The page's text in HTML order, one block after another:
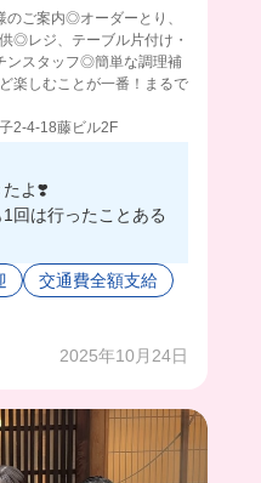
ご案内◎オーダーとり、
◎レジ、テーブル片付け・
ンスタッフ◎簡単な調理補
楽しむことが一番！まるで
2-4-18藤ビル2F
たよ❣️
回は行ったことある
だけどここは宮崎県
めっちゃ働きやすそ
ら、掛け持ちとか学
んなの食べれるから
から、みんなもここ
交通費全額支給
2025年10月24日